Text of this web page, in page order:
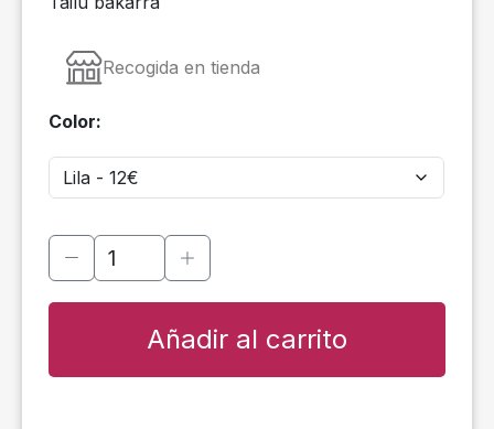
Recogida en tienda
Color:
Añadir al carrito